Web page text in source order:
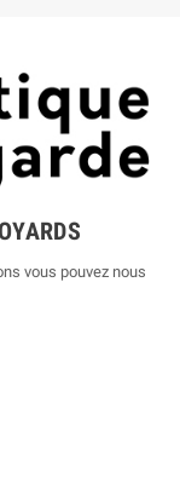
vous pouvez nous